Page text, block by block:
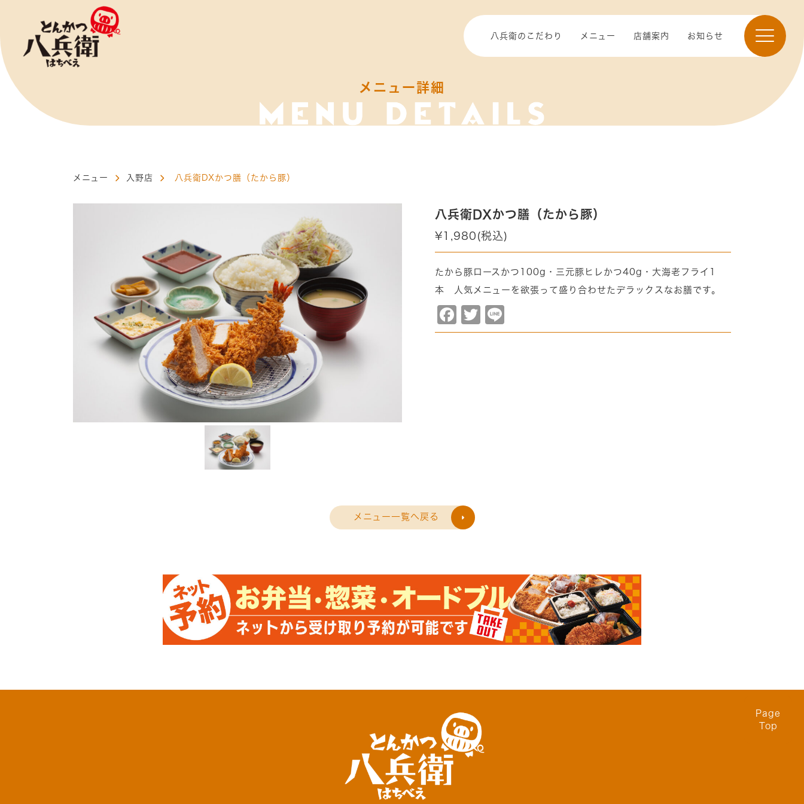
八兵衛のこだわり メニュー 店舗案内 お知らせ
メニュー詳細
メニュー 入野店 八兵衛DXかつ膳（たから豚）
八兵衛DXかつ膳（たから豚）
¥1,980(税込)
たから豚ロースかつ100g・三元豚ヒレかつ40g・大海老フライ1
本 人気メニューを欲張って盛り合わせたデラックスなお膳です。
Facebook
Twitter
メニュー一覧へ戻る
Page
Top